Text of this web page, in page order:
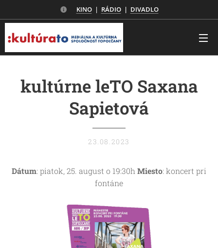
KINO| RÁDIO| DIVADLO
kultúrne leTO Saxana
Sapietová
23.08.2023
Dátum: piatok, 25. august o 19:30h Miesto: koncert pri
fontáne